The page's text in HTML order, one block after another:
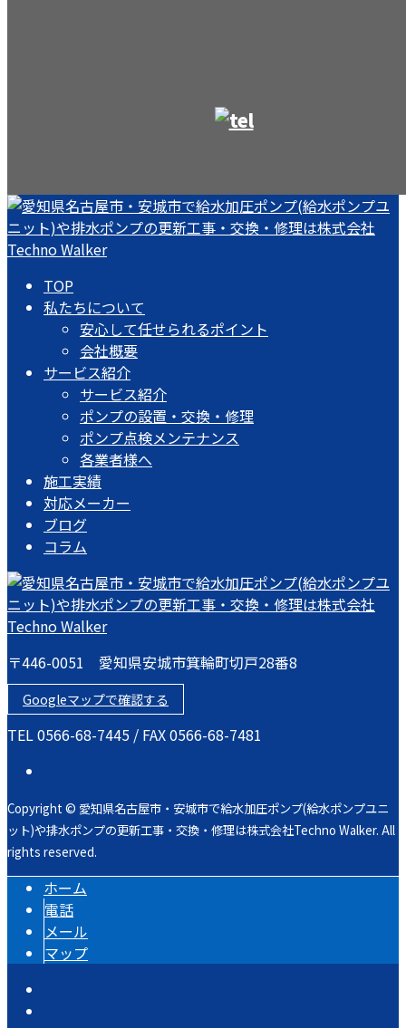
TOP
私たちについて
安心して任せられるポイント
会社概要
サービス紹介
サービス紹介
ポンプの設置・交換・修理
ポンプ点検メンテナンス
各業者様へ
施工実績
対応メーカー
ブログ
コラム
〒446-0051 愛知県安城市箕輪町切戸28番8
Googleマップで確認する
TEL 0566-68-7445 / FAX 0566-68-7481
Copyright © 愛知県名古屋市・安城市で給水加圧ポンプ(給水ポンプユニ
ット)や排水ポンプの更新工事・交換・修理は株式会社Techno Walker. All
rights reserved.
ホーム
電話
メール
マップ